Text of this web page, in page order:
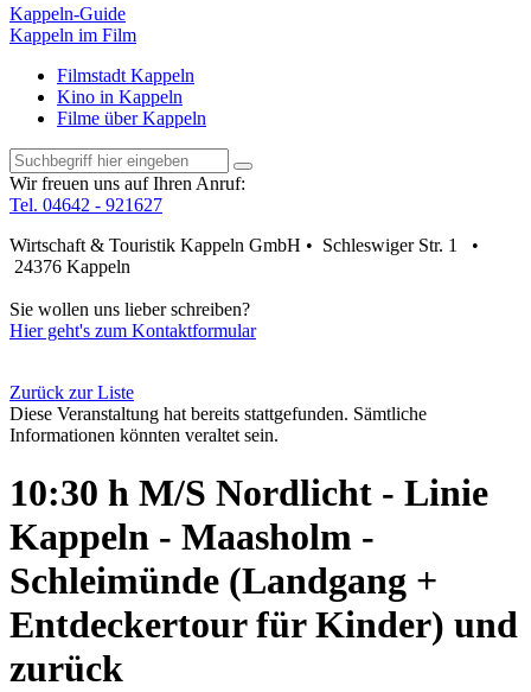
Kappeln-Guide
Kappeln im Film
Filmstadt Kappeln
Kino in Kappeln
Filme über Kappeln
Wir freuen uns auf Ihren Anruf:
Tel. 04642 - 921627
Wirtschaft & Touristik Kappeln GmbH • Schleswiger Str. 1 •
24376 Kappeln
Sie wollen uns lieber schreiben?
Hier geht's zum Kontaktformular
Zurück zur Liste
Diese Veranstaltung hat bereits stattgefunden. Sämtliche
Informationen könnten veraltet sein.
10:30 h M/S Nordlicht - Linie
Kappeln - Maasholm -
Schleimünde (Landgang +
Entdeckertour für Kinder) und
zurück